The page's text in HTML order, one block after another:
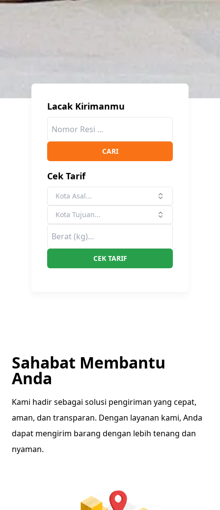
Lacak Kirimanmu
CARI
Cek Tarif
Kota Asal...
Kota Tujuan...
CEK TARIF
Sahabat Membantu
Anda
Kami hadir sebagai solusi pengiriman yang cepat,
aman, dan transparan. Dengan layanan kami, Anda
dapat mengirim barang dengan lebih tenang dan
nyaman.